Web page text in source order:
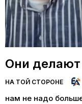
Они делают
НА ТОЙ СТОРОНЕ
нам не надо